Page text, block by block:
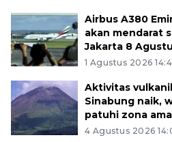
Airbus A380
akan mendarat
Jakarta 8
1 Agustus 2026
Aktivitas
Sinabung naik,
patuhi zona
4 Agustus 2026